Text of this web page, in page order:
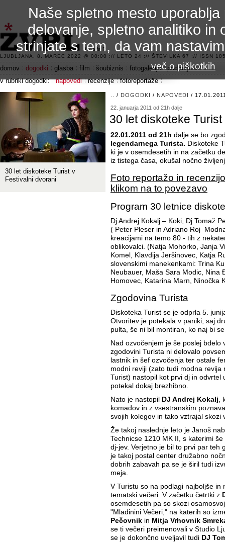
3.2 alfa R
LJUBLJANA, 8. MAREC 2022 @ 00:00 :// LETO 24 :// ŠTEVILKA 67 :// ISSN
domov dogodki glasba film šoubiznis fotogalerije
področje 42
v rubriki dogodki:
napovedi recenzije fotoreportaže
/ DOGODKI / NAPOVEDI /
22. januarja 2011 od 21h dalje
30 let diskoteke
22.01.2011 od 21h dalje se bo
legendarnega Turista. Diskoteke
ki je v osemdesetih in na začetku
iz tistega časa, okušal nočno
Foto reportažo in
klikom na to povezavo
Program 30 letnice
Dj Andrej Kokalj – Koki, Dj Tomaž
( Peter Pleser in Adriano Roj
kreacijami na temo 80 - tih z
oblikovalci. (Natja Mohorko, Janja
Komel, Klavdija Jeršinovec, Katja
slovenskimi manekenkami: Trina
Neubauer, Maša Sara Modic, Nina
Homovec, Katarina Marn, Ninočka
Zgodovina Turista
Diskoteka Turist se je odprla 5.
Otvoritev je potekala v paniki, saj
pulta, še ni bil montiran, ko naj bi
Nad ozvočenjem je še poslej bdelo
zgodovini Turista ni delovalo
lastnik in šef ozvočenja ter ostale
modni reviji (zato tudi modna revija
Turist) nastopil kot prvi dj in odvrtel
potekal dokaj brezhibno.
Nato je nastopil
DJ Andrej Kokalj,
komadov in z vsestranskim
svojih kolegov in tako vztrajal skozi
Že takoj naslednje leto je Janoš
Technicse 1210 MK II, s katerimi
dj-jev. Verjetno je bil to prvi par teh
je takoj postal center družabno
dobrih zabavah pa se je širil tudi
meja.
V Turistu so na podlagi najboljše in
tematski večeri. V začetku četrtki z
osemdesetih pa so skozi
"Mladinini Večeri," na katerih so
Pečovnik in Mitja Vrhovnik
se ti večeri preimenovali v Studio
se je dokončno uveljavil tudi DJ
30 let diskoteke Turist v
Festivalni dvorani
Naše spletno mesto
delovanje, spletno analitiko in
strinjate s tem, da vam
več o piškotkih